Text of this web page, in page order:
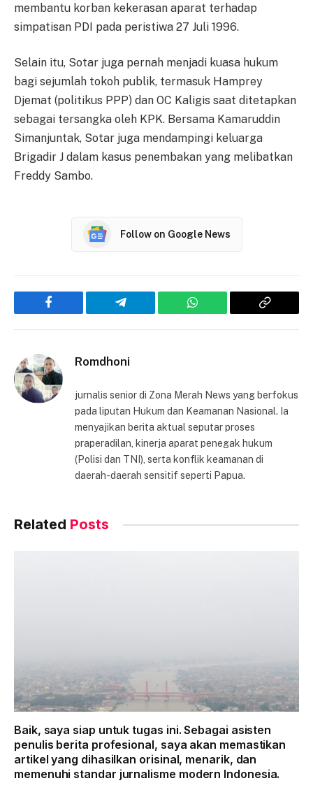
membantu korban kekerasan aparat terhadap
simpatisan PDI pada peristiwa 27 Juli 1996.
Selain itu, Sotar juga pernah menjadi kuasa hukum
bagi sejumlah tokoh publik, termasuk Hamprey
Djemat (politikus PPP) dan OC Kaligis saat ditetapkan
sebagai tersangka oleh KPK. Bersama Kamaruddin
Simanjuntak, Sotar juga mendampingi keluarga
Brigadir J dalam kasus penembakan yang melibatkan
Freddy Sambo.
Follow on Google News
Facebook Telegram WhatsApp
Copy
Romdhoni
jurnalis senior di Zona Merah News yang berfokus
pada liputan Hukum dan Keamanan Nasional. Ia
menyajikan berita aktual seputar proses
praperadilan, kinerja aparat penegak hukum
(Polisi dan TNI), serta konflik keamanan di
daerah-daerah sensitif seperti Papua.
Related Posts
Baik, saya siap untuk tugas ini. Sebagai asisten
penulis berita profesional, saya akan memastikan
artikel yang dihasilkan orisinal, menarik, dan
memenuhi standar jurnalisme modern Indonesia.